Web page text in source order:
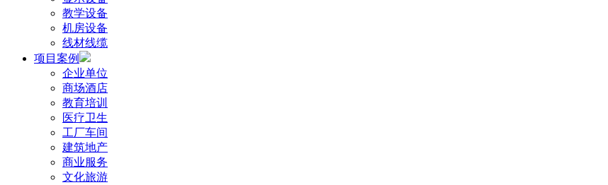
教学设备
机房设备
线材线缆
项目案例
企业单位
商场酒店
教育培训
医疗卫生
工厂车间
建筑地产
商业服务
文化旅游